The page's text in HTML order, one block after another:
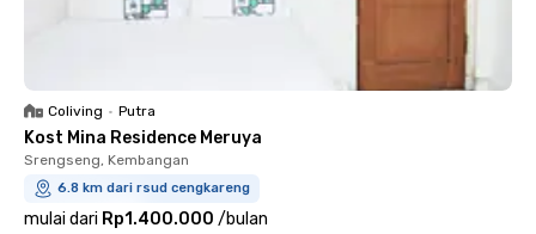
Coliving • Putra
Kost Mina Residence Meruya
Srengseng, Kembangan
6.8 km dari rsud cengkareng
mulai dari Rp1.400.000 /bulan